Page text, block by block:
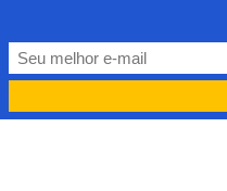
PORTUGUÊS
ENGLISH EN